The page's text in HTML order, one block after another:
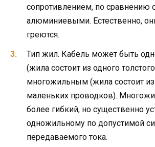
сопротивлением, по сравнению
алюминиевыми. Естественно,
греются.
Тип жил. Кабель может быть
(жила состоит из одного
многожильным (жила состоит
маленьких проводков).
более гибкий, но существенно
одножильному по допустимой
передаваемого тока.